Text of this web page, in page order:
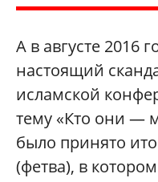
А в августе 2016
настоящий
исламской
тему «Кто они —
было принято
(фетва), в